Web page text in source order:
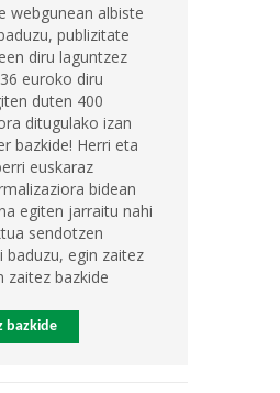
webgunean albiste
publizitate
diru laguntzez
euroko diru
duten 400
ditugulako izan
bazkide! Herri eta
euskaraz
bidean
egiten jarraitu nahi
sendotzen
baduzu, egin zaitez
zaitez bazkide
bazkide